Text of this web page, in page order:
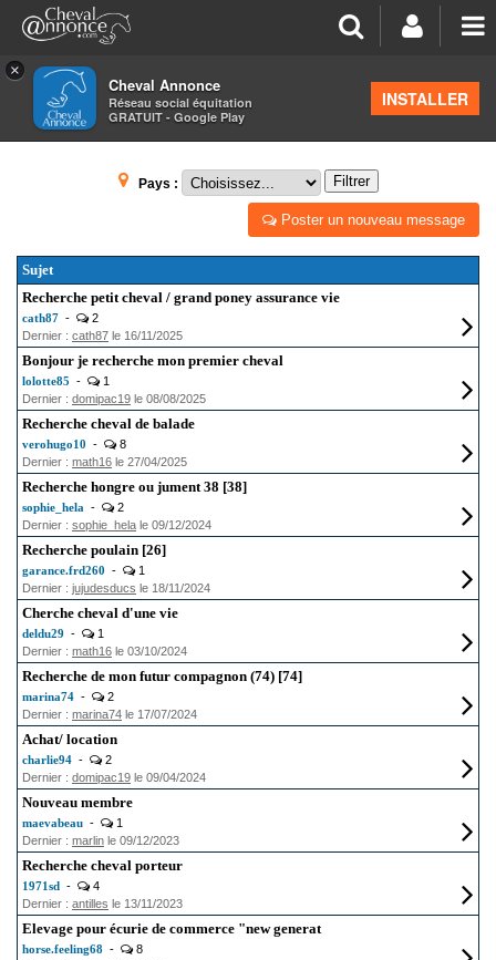
×
Cheval Annonce
Réseau social équitation
GRATUIT - Google Play
INSTALLER
>Petites annonces
CHEVAUX DE LOISIR
Pays : Filtrer
Poster un nouveau message
Sujet
Recherche petit cheval / grand poney assurance vie
cath87 -
2
Dernier : cath87 le 16/11/2025
Bonjour je recherche mon premier cheval
lolotte85 -
1
Dernier : domipac19 le 08/08/2025
Recherche cheval de balade
verohugo10 -
8
Dernier : math16 le 27/04/2025
Recherche hongre ou jument 38 [38]
sophie_hela -
2
Dernier : sophie_hela le 09/12/2024
Recherche poulain [26]
garance.frd260 -
1
Dernier : jujudesducs le 18/11/2024
Cherche cheval d'une vie
deldu29 -
1
Dernier : math16 le 03/10/2024
Recherche de mon futur compagnon (74) [74]
marina74 -
2
Dernier : marina74 le 17/07/2024
Achat/ location
charlie94 -
2
Dernier : domipac19 le 09/04/2024
Nouveau membre
maevabeau -
1
Dernier : marlin le 09/12/2023
Recherche cheval porteur
1971sd -
4
Dernier : antilles le 13/11/2023
Elevage pour écurie de commerce "new generat
horse.feeling68 -
8